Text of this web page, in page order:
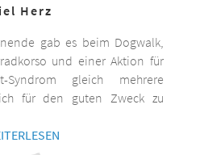
Herz
gab es beim Dogwalk,
und einer Aktion für
gleich mehrere
für den guten Zweck zu